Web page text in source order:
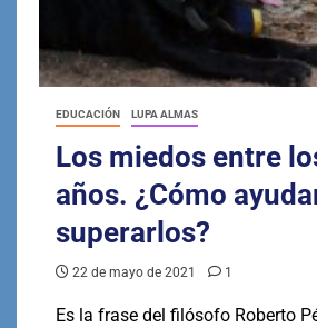
EDUCACIÓN LUPA ALMAS
Los miedos entre
años. ¿Cómo
superarlos?
22 de mayo de 2021 1
Es la frase del filósofo Roberto